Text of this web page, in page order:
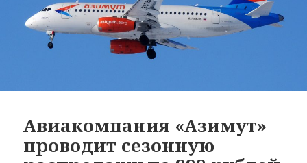
Авиакомпания «Азимут»
проводит сезонную